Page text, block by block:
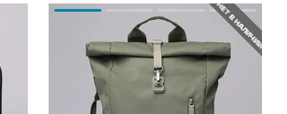
НЕТ В НАЛИЧИИ